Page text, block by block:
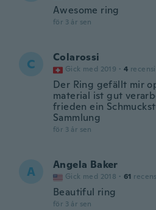
Awesome ring
för 3 år sen
C Colarossi
Gick med 2019 · 4
Der Ring gefällt mir
material ist gut
frieden ein
Sammlung
för 3 år sen
A Angela Baker
Gick med 2018 · 61
Beautiful ring
för 3 år sen